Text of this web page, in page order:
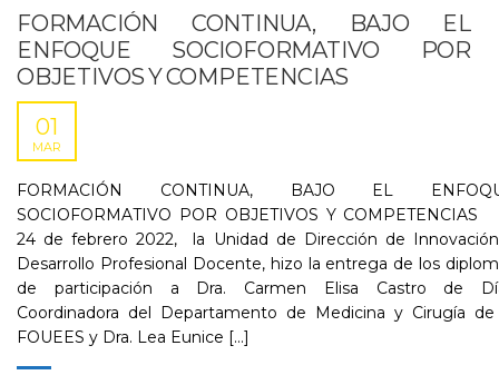
FORMACIÓN CONTINUA, BAJO EL
ENFOQUE SOCIOFORMATIVO POR
OBJETIVOS Y COMPETENCIAS
01
MAR
FORMACIÓN CONTINUA, BAJO EL
SOCIOFORMATIVO POR OBJETIVOS Y COMPETENCIAS
24 de febrero 2022, la Unidad de Dirección de
Desarrollo Profesional Docente, hizo la entrega de los
de participación a Dra. Carmen Elisa Castro de
Coordinadora del Departamento de Medicina y Cirugía
FOUEES y Dra. Lea Eunice [...]